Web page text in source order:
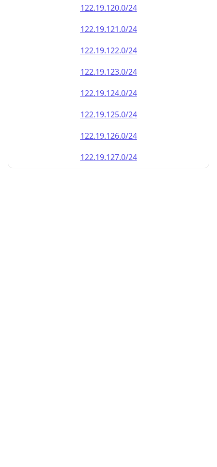
122.19.120.0/24
122.19.121.0/24
122.19.122.0/24
122.19.123.0/24
122.19.124.0/24
122.19.125.0/24
122.19.126.0/24
122.19.127.0/24